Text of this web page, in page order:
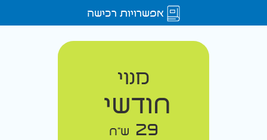
אפשרויות רכישה
מנוי
חודשי
29 ש"ח